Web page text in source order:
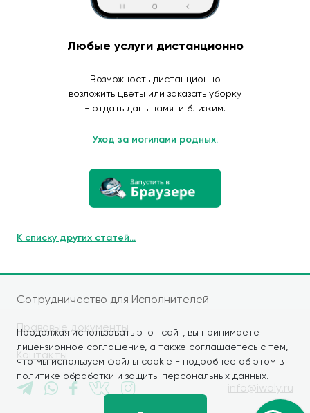
Продолжая использовать этот сайт, вы принимаете
лицензионное соглашение , а также соглашаетесь с тем,
что мы используем файлы cookie - подробнее об этом в
политике обработки и защиты персональных данных.
Любые услуги дистанционно
Возможность дистанционно
возложить цветы или заказать уборку
- отдать дань памяти близким.
Уход за могилами родных.
К списку других статей...
Сотрудничество для Исполнителей
Правовые документы
Контакты
info@iwaly.ru